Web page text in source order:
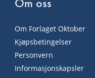
Om Forlaget Oktober
Kjøpsbetingelser
Personvern
Informasjonskapsler